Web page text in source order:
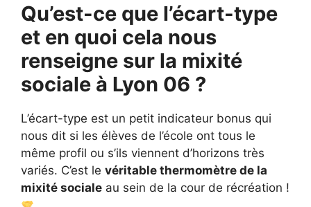
Qu’est-ce que l’écart-type
et en quoi cela nous
renseigne sur la mixité
sociale à Lyon 06 ?
L’écart-type est un petit indicateur bonus qui
nous dit si les élèves de l’école ont tous le
même profil ou s’ils viennent d’horizons très
variés. C’est le véritable thermomètre de la
mixité sociale au sein de la cour de récréation !